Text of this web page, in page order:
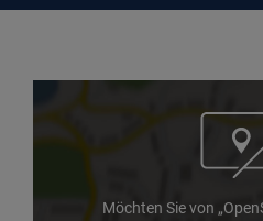
Möchten Sie von